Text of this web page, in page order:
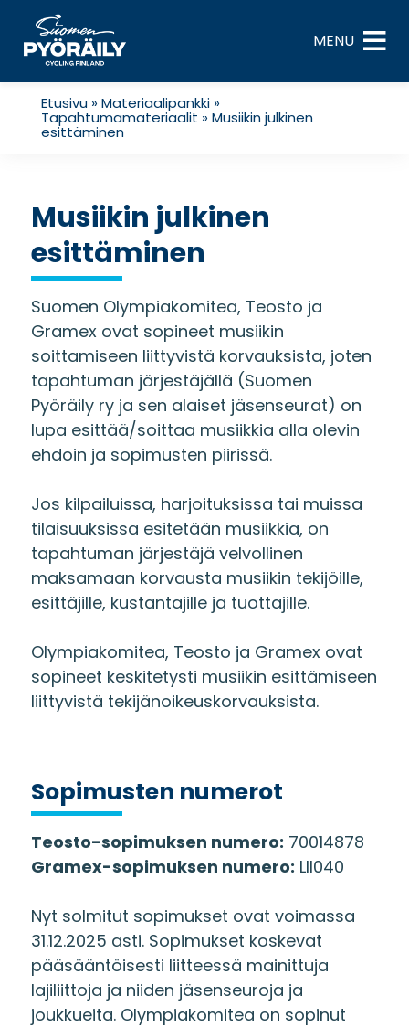
content
MENU
Etusivu»Materiaalipankki»
Tapahtumamateriaalit »Musiikin julkinen
esittäminen
Musiikin julkinen
esittäminen
Suomen Olympiakomitea, Teosto ja
Gramex ovat sopineet musiikin
soittamiseen liittyvistä korvauksista, joten
tapahtuman järjestäjällä (Suomen
Pyöräily ry ja sen alaiset jäsenseurat) on
lupa esittää/soittaa musiikkia alla olevin
ehdoin ja sopimusten piirissä.
Jos kilpailuissa, harjoituksissa tai muissa
tilaisuuksissa esitetään musiikkia, on
tapahtuman järjestäjä velvollinen
maksamaan korvausta musiikin tekijöille,
esittäjille, kustantajille ja tuottajille.
Olympiakomitea, Teosto ja Gramex ovat
sopineet keskitetysti musiikin esittämiseen
liittyvistä tekijänoikeuskorvauksista.
Sopimusten numerot
Teosto-sopimuksen numero: 70014878
Gramex-sopimuksen numero: LII040
Nyt solmitut sopimukset ovat voimassa
31.12.2025 asti. Sopimukset koskevat
pääsääntöisesti liitteessä mainittuja
lajiliittoja ja niiden jäsenseuroja ja
joukkueita. Olympiakomitea on sopinut